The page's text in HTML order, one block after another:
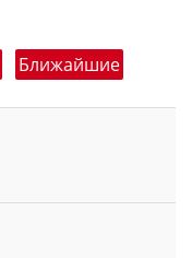
Ближайшие